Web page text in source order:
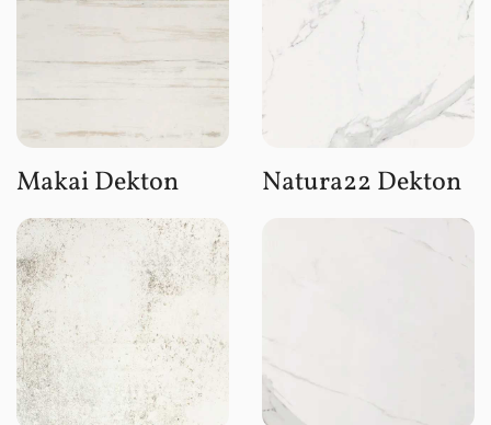
Makai Dekton Natura22 Dekton